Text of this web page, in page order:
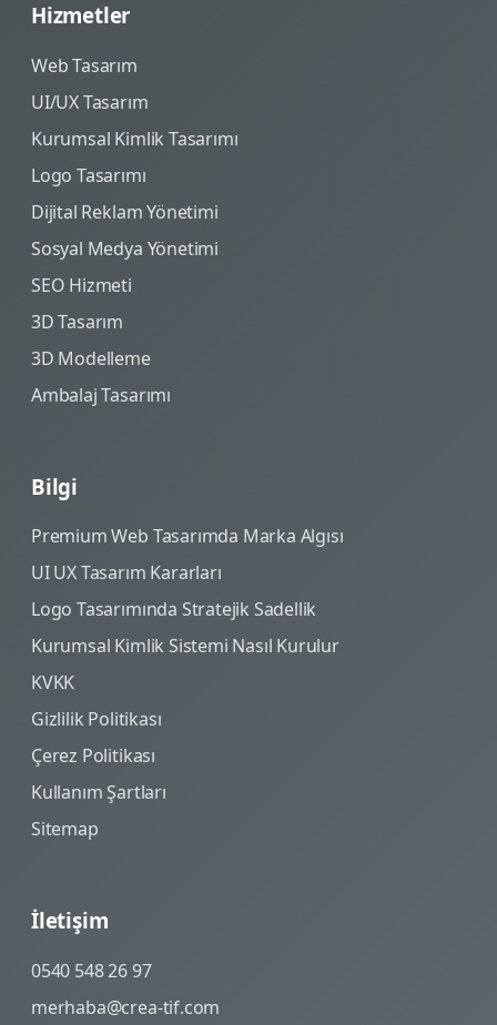
Hizmetler
Web Tasarım
UI/UX Tasarım
Kurumsal Kimlik Tasarımı
Logo Tasarımı
Dijital Reklam Yönetimi
Sosyal Medya Yönetimi
SEO Hizmeti
3D Tasarım
3D Modelleme
Ambalaj Tasarımı
Bilgi
Premium Web Tasarımda Marka Algısı
UI UX Tasarım Kararları
Logo Tasarımında Stratejik Sadellik
Kurumsal Kimlik Sistemi Nasıl Kurulur
KVKK
Gizlilik Politikası
Çerez Politikası
Kullanım Şartları
Sitemap
İletişim
0540 548 26 97
merhaba@crea-tif.com